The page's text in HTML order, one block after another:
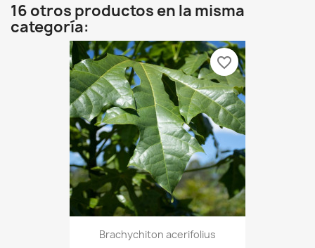
16 otros productos en la misma
categoría:
Brachychiton acerifolius
favorite_border